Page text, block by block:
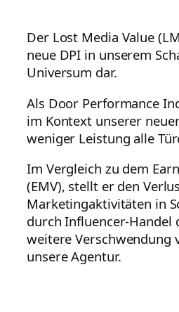
Der Lost Media Value
neue DPI in unserem
Universum dar.
Als Door Performance
im Kontext unserer
weniger Leistung alle
Im Vergleich zu dem
(EMV), stellt er den
Marketingaktivitäten in
durch Influencer-Handel
weitere Verschwendung
unsere Agentur.